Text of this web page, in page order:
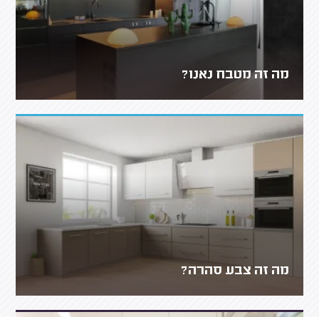
מה זה מטבח נאנו?
מה זה צבע סהרה?